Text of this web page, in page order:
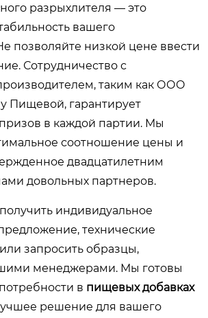
разрыхлителя — это
вашего
позволяйте низкой цене ввести
Сотрудничество с
таким как ООО
Пищевой, гарантирует
в каждой партии. Мы
соотношение цены и
двадцатилетним
довольных партнеров.
индивидуальное
технические
запросить образцы,
менеджерами. Мы готовы
в пищевых добавках
решение для вашего